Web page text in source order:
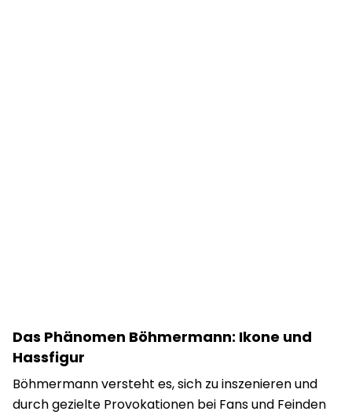
Das Phänomen Böhmermann: Ikone und
Hassfigur
Böhmermann versteht es, sich zu inszenieren und
durch gezielte Provokationen bei Fans und Feinden